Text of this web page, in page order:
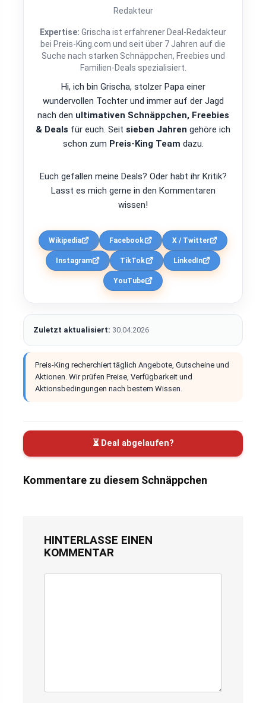
Redakteur
Expertise: Grischa ist erfahrener Deal-Redakteur
bei Preis-King.com und seit über 7 Jahren auf die
Suche nach starken Schnäppchen, Freebies und
Familien-Deals spezialisiert.
Hi, ich bin Grischa, stolzer Papa einer
wundervollen Tochter und immer auf der Jagd
nach den ultimativen Schnäppchen, Freebies
& Deals für euch. Seit sieben Jahren gehöre ich
schon zum Preis-King Team dazu.
Euch gefallen meine Deals? Oder habt ihr Kritik?
Lasst es mich gerne in den Kommentaren
wissen!
Wikipedia Facebook X / Twitter
Instagram TikTok LinkedIn
YouTube
Zuletzt aktualisiert: 30.04.2026
Preis-King recherchiert täglich Angebote, Gutscheine und
Aktionen. Wir prüfen Preise, Verfügbarkeit und
Aktionsbedingungen nach bestem Wissen.
⏳ Deal abgelaufen?
Kommentare zu diesem Schnäppchen
HINTERLASSE EINEN
KOMMENTAR